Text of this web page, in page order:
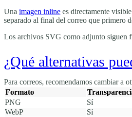
Una imagen inline es directamente
separado al final del correo que primero
Los archivos SVG como adjunto siguen
¿Qué alternativas
Para correos, recomendamos cambiar a
Formato
PNG
Sí
WebP
Sí